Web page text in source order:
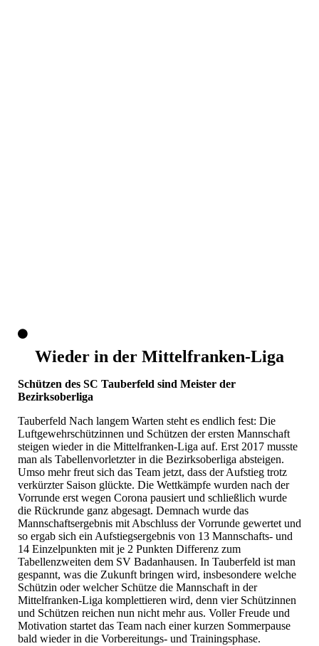
Wieder in der Mittelfranken-Liga
Schützen des SC Tauberfeld sind Meister der
Bezirksoberliga
Tauberfeld Nach langem Warten steht es endlich fest: Die
Luftgewehrschützinnen und Schützen der ersten Mannschaft
steigen wieder in die Mittelfranken-Liga auf. Erst 2017 musste
man als Tabellenvorletzter in die Bezirksoberliga absteigen.
Umso mehr freut sich das Team jetzt, dass der Aufstieg trotz
verkürzter Saison glückte. Die Wettkämpfe wurden nach der
Vorrunde erst wegen Corona pausiert und schließlich wurde
die Rückrunde ganz abgesagt. Demnach wurde das
Mannschaftsergebnis mit Abschluss der Vorrunde gewertet und
so ergab sich ein Aufstiegsergebnis von 13 Mannschafts- und
14 Einzelpunkten mit je 2 Punkten Differenz zum
Tabellenzweiten dem SV Badanhausen. In Tauberfeld ist man
gespannt, was die Zukunft bringen wird, insbesondere welche
Schützin oder welcher Schütze die Mannschaft in der
Mittelfranken-Liga komplettieren wird, denn vier Schützinnen
und Schützen reichen nun nicht mehr aus. Voller Freude und
Motivation startet das Team nach einer kurzen Sommerpause
bald wieder in die Vorbereitungs- und Trainingsphase.